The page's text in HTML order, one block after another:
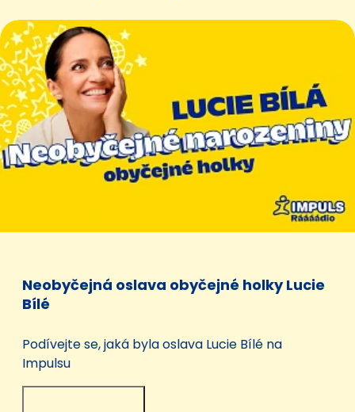
Neobyčejná oslava obyčejné holky Lucie
Bílé
Podívejte se, jaká byla oslava Lucie Bílé na
Impulsu